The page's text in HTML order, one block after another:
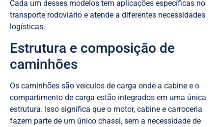
Cada um desses modelos tem aplicações específicas no
transporte rodoviário e atende a diferentes necessidades
logísticas.
Estrutura e composição de
caminhões
Os caminhões são veículos de carga onde a cabine e o
compartimento de carga estão integrados em uma única
estrutura. Isso significa que o motor, cabine e carroceria
fazem parte de um único chassi, sem a necessidade de